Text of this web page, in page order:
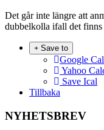
Det går inte längre att
dubbelkolla ifall det
Save to
Google
Yahoo
Save Ical
Tillbaka
NYHETSBREV